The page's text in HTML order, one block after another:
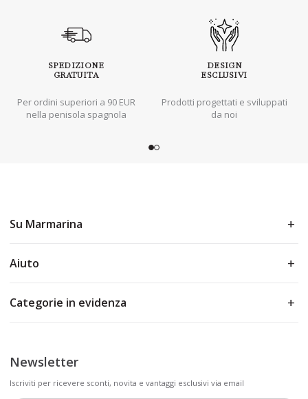
SPEDIZIONE
GRATUITA
Per ordini superiori a 90 EUR
nella penisola spagnola
DESIGN
ESCLUSIVI
Prodotti progettati e sviluppati
da noi
Su Marmarina
Aiuto
Categorie in evidenza
Newsletter
Iscriviti per ricevere sconti, novita e vantaggi esclusivi via email